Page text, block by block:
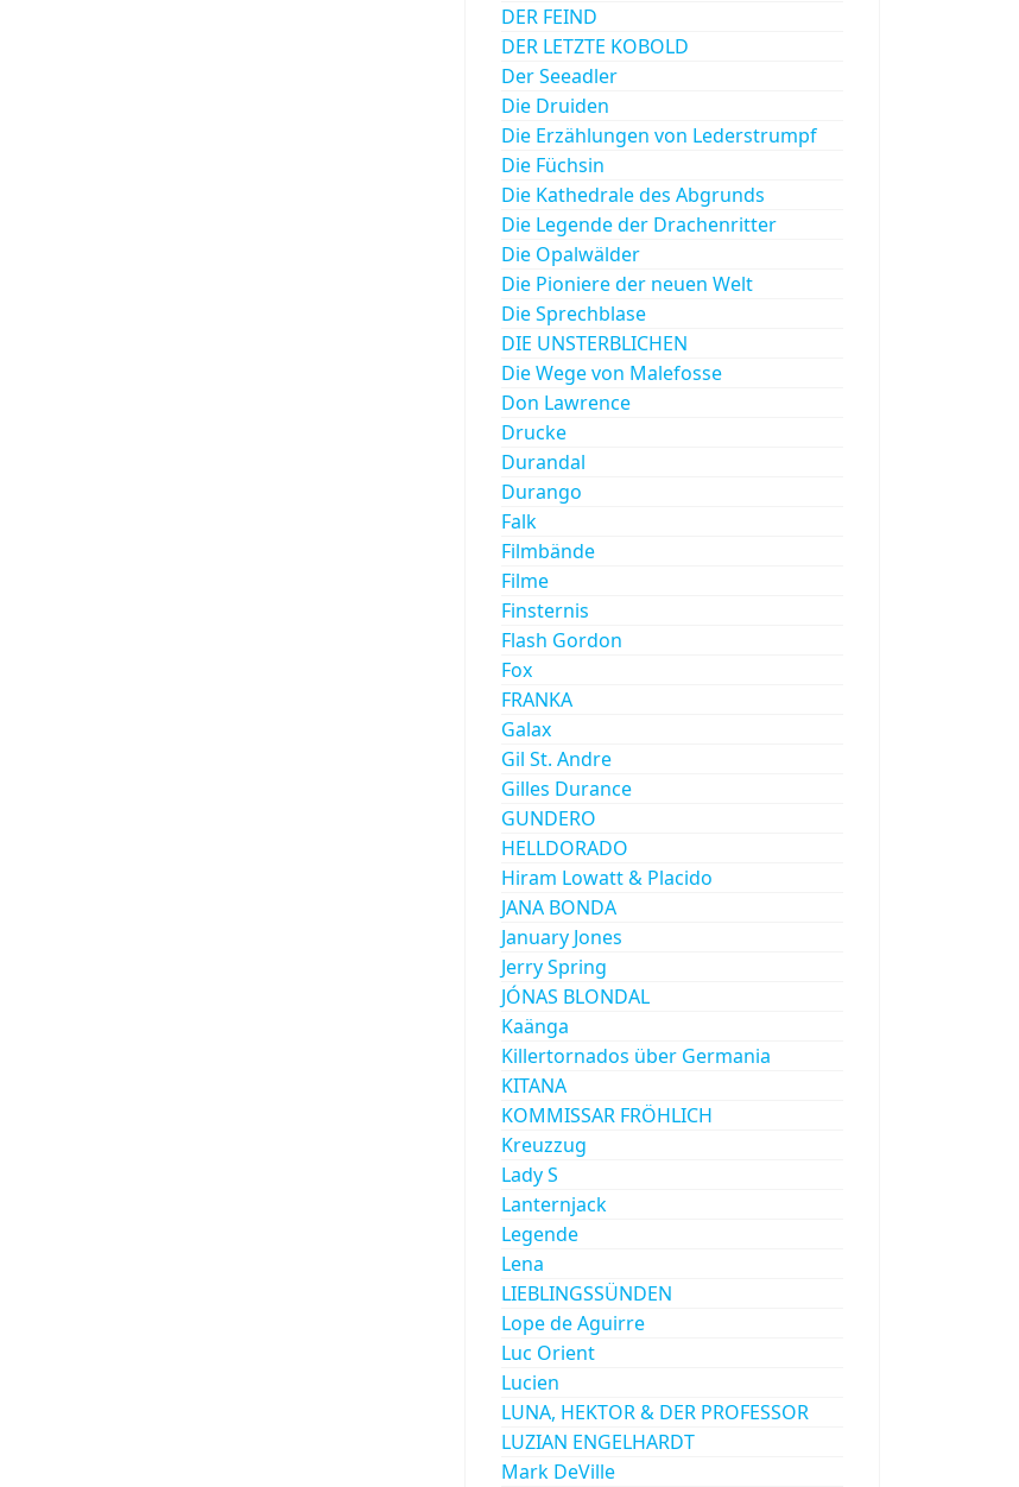
DER FEIND
DER LETZTE KOBOLD
Der Seeadler
Die Druiden
Die Erzählungen von Lederstrumpf
Die Füchsin
Die Kathedrale des Abgrunds
Die Legende der Drachenritter
Die Opalwälder
Die Pioniere der neuen Welt
Die Sprechblase
DIE UNSTERBLICHEN
Die Wege von Malefosse
Don Lawrence
Drucke
Durandal
Durango
Falk
Filmbände
Filme
Finsternis
Flash Gordon
Fox
FRANKA
Galax
Gil St. Andre
Gilles Durance
GUNDERO
HELLDORADO
Hiram Lowatt & Placido
JANA BONDA
January Jones
Jerry Spring
JÓNAS BLONDAL
Kaänga
Killertornados über Germania
KITANA
KOMMISSAR FRÖHLICH
Kreuzzug
Lady S
Lanternjack
Legende
Lena
LIEBLINGSSÜNDEN
Lope de Aguirre
Luc Orient
Lucien
LUNA, HEKTOR & DER PROFESSOR
LUZIAN ENGELHARDT
Mark DeVille